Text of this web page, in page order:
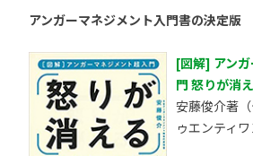
アンガーマネジメント入門書の決定版
[図解] アン
門 怒りが消
安藤俊介著
ゥエンティワ